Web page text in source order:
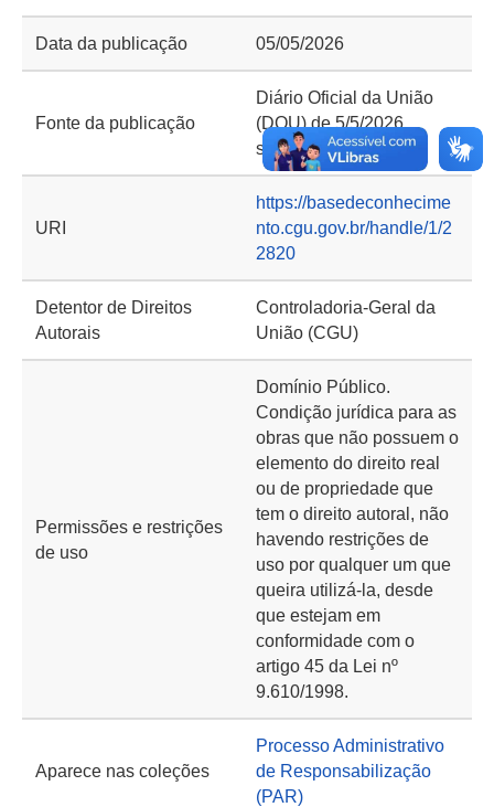
Data da publicação 05/05/2026
Fonte da publicação
Diário Oficial da União
(DOU) de 5/5/2026,
seção 1, página 191
URI
https://basedeconhecime
nto.cgu.gov.br/handle/1/2
2820
Detentor de Direitos
Autorais
Controladoria-Geral da
União (CGU)
Permissões e restrições
de uso
Domínio Público.
Condição jurídica para as
obras que não possuem o
elemento do direito real
ou de propriedade que
tem o direito autoral, não
havendo restrições de
uso por qualquer um que
queira utilizá-la, desde
que estejam em
conformidade com o
artigo 45 da Lei nº
9.610/1998.
Aparece nas coleções
Processo Administrativo
de Responsabilização
(PAR)